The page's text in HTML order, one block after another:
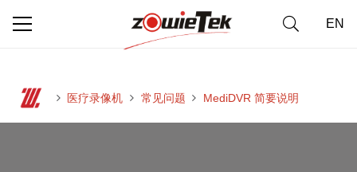
EN
医疗录像机 常见问题 MediDVR 简要说明